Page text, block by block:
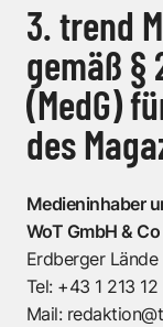
3. trend
gemäß §
(MedG)
des
Medieninhaber
WoT GmbH & Co
Erdberger
Tel: +43 1 213 12
Mail: